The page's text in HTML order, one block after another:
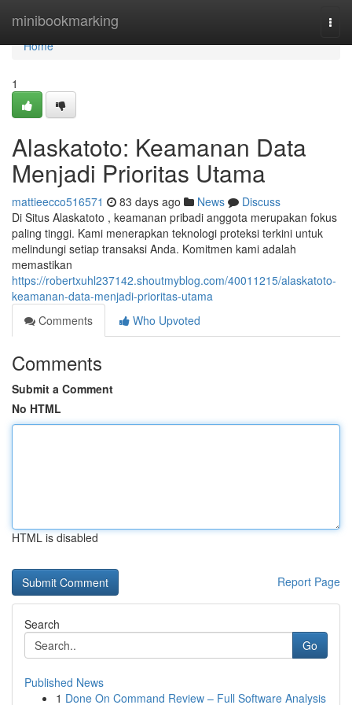
minibookmarking
Home
Home
1
Alaskatoto: Keamanan Data
Menjadi Prioritas Utama
mattieecco516571 83 days ago News
Discuss
Di Situs Alaskatoto , keamanan pribadi anggota merupakan fokus
paling tinggi. Kami menerapkan teknologi proteksi terkini untuk
melindungi setiap transaksi Anda. Komitmen kami adalah
memastikan
https://robertxuhl237142.shoutmyblog.com/40011215/alaskatoto-
keamanan-data-menjadi-prioritas-utama
Comments
Who Upvoted
Comments
Submit a Comment
No HTML
HTML is disabled
Report Page
Search
Go
Published News
1 Done On Command Review – Full Software Analysis